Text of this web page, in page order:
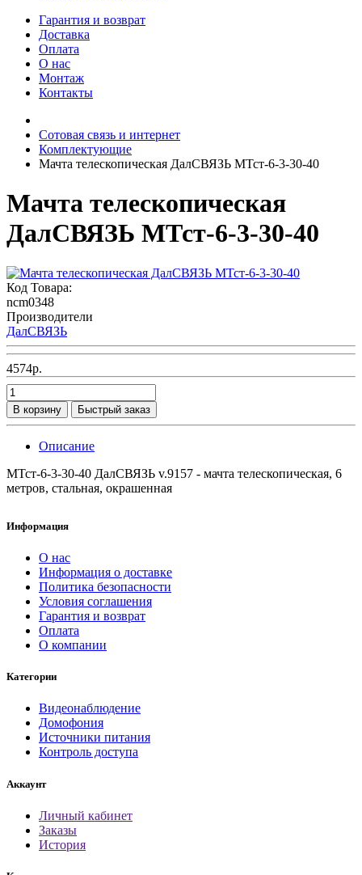
Гарантия и возврат
Доставка
Оплата
О нас
Монтаж
Контакты
Сотовая связь и интернет
Комплектующие
Мачта телескопическая ДалСВЯЗЬ МТст-6-3-30-40
Мачта телескопическая
ДалСВЯЗЬ МТст-6-3-30-40
Код Товара:
ncm0348
Производители
ДалСВЯЗЬ
4574р.
В корзину Быстрый заказ
Описание
МТст-6-3-30-40 ДалСВЯЗЬ v.9157 - мачта телескопическая, 6
метров, стальная, окрашенная
Информация
О нас
Информация о доставке
Политика безопасности
Условия соглашения
Гарантия и возврат
Оплата
О компании
Категории
Видеонаблюдение
Домофония
Источники питания
Контроль доступа
Аккаунт
Личный кабинет
Заказы
История